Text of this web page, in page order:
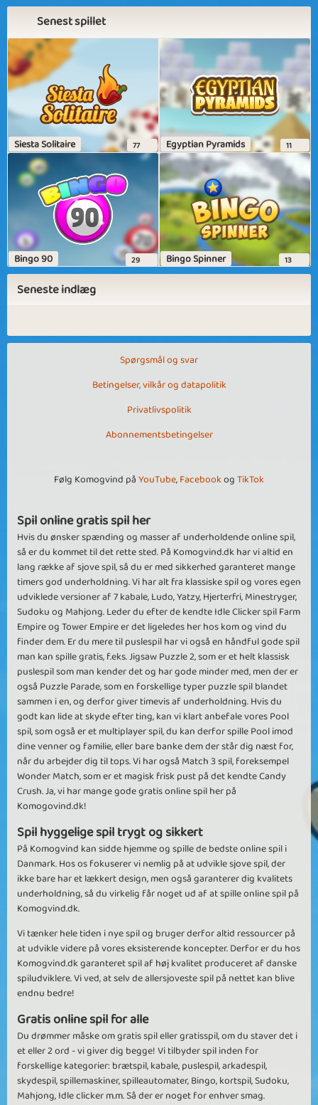
Senest spillet
Siesta Solitaire 77 Egyptian Pyramids 11
Bingo 90 29 Bingo Spinner 13
Seneste indlæg
Spørgsmål og svar
Betingelser, vilkår og datapolitik
Privatlivspolitik
Abonnementsbetingelser
Følg Komogvind påYouTube,FacebookogTikTok
Spil online gratis spil her
Hvis du ønsker spænding og masser af underholdende online spil,
så er du kommet til det rette sted. På Komogvind.dk har vi altid en
lang række af sjove spil, så du er med sikkerhed garanteret mange
timers god underholdning. Vi har alt fra klassiske spil og vores egen
udviklede versioner af 7 kabale, Ludo, Yatzy, Hjerterfri, Minestryger,
Sudoku og Mahjong. Leder du efter de kendte Idle Clicker spil Farm
Empire og Tower Empire er det ligeledes her hos kom og vind du
finder dem. Er du mere til puslespil har vi også en håndful gode spil
man kan spille gratis, f.eks. Jigsaw Puzzle 2, som er et helt klassisk
puslespil som man kender det og har gode minder med, men der er
også Puzzle Parade, som en forskellige typer puzzle spil blandet
sammen i en, og derfor giver timevis af underholdning. Hvis du
godt kan lide at skyde efter ting, kan vi klart anbefale vores Pool
spil, som også er et multiplayer spil, du kan derfor spille Pool imod
dine venner og familie, eller bare banke dem der står dig næst for,
når du arbejder dig til tops. Vi har også Match 3 spil, foreksempel
Wonder Match, som er et magisk frisk pust på det kendte Candy
Crush. Ja, vi har mange gode gratis online spil her på
Komogovind.dk!
Spil hyggelige spil trygt og sikkert
På Komogvind kan sidde hjemme og spille de bedste online spil i
Danmark. Hos os fokuserer vi nemlig på at udvikle sjove spil, der
ikke bare har et lækkert design, men også garanterer dig kvalitets
underholdning, så du virkelig får noget ud af at spille online spil på
Komogvind.dk.
Vi tænker hele tiden i nye spil og bruger derfor altid ressourcer på
at udvikle videre på vores eksisterende koncepter. Derfor er du hos
Komogvind.dk garanteret spil af høj kvalitet produceret af danske
spiludviklere. Vi ved, at selv de allersjoveste spil på nettet kan blive
endnu bedre!
Gratis online spil for alle
Du drømmer måske om gratis spil eller gratisspil, om du staver det i
et eller 2 ord - vi giver dig begge! Vi tilbyder spil inden for
forskellige kategorier: brætspil, kabale, puslespil, arkadespil,
skydespil, spillemaskiner, spilleautomater, Bingo, kortspil, Sudoku,
Mahjong, Idle clicker m.m. Så der er noget for enhver smag.